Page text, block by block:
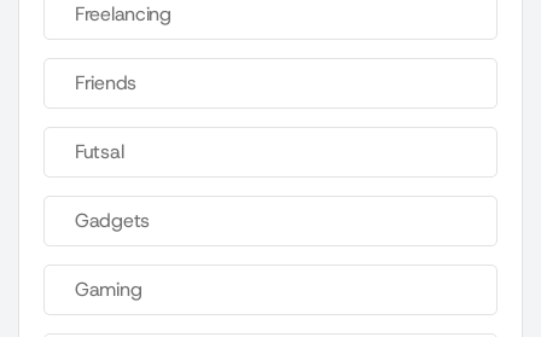
Freelancing
Friends
Futsal
Gadgets
Gaming